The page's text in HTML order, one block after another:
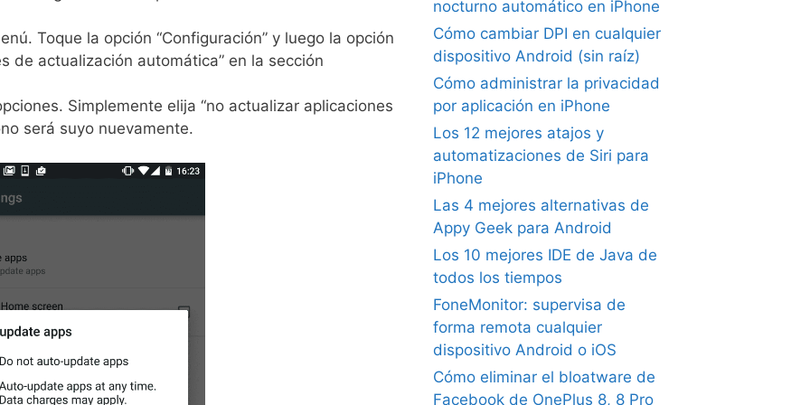
Toque la opción “Configuración” y luego la opción
de actualización automática” en la sección
Simplemente elija “no actualizar aplicaciones
será suyo nuevamente.
nocturno automático en iPhone
Cómo cambiar DPI en cualquier
dispositivo Android (sin raíz)
Cómo administrar la privacidad
por aplicación en iPhone
Los 12 mejores atajos y
automatizaciones de Siri para
iPhone
Las 4 mejores alternativas de
Appy Geek para Android
Los 10 mejores IDE de Java de
todos los tiempos
FoneMonitor: supervisa de
forma remota cualquier
dispositivo Android o iOS
Cómo eliminar el bloatware de
Facebook de OnePlus 8, 8 Pro